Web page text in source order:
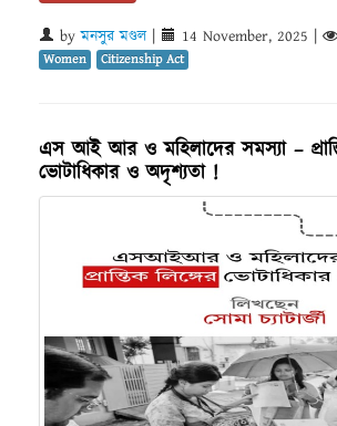
byমনসুর মণ্ডল| 14 November, 2025
Women
Citizenship Act
এস আই আর ও মহিলাদের সমস্যা –
ভোটাধিকার ও অদৃশ্যতা !